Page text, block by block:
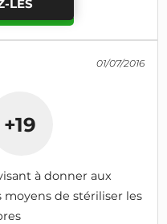
LES
01/07/2016
+19
à donner aux
de stériliser les